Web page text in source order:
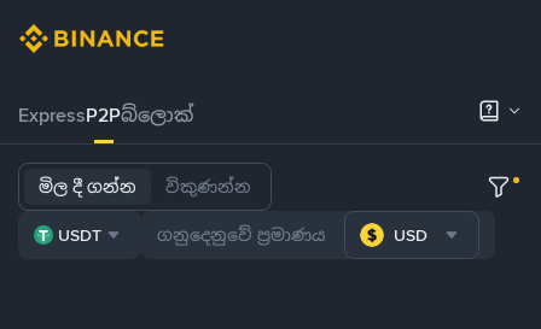
ExpressP2Pබ්ලොක්
මිල දී ගන්න විකුණන්න
USDT USD